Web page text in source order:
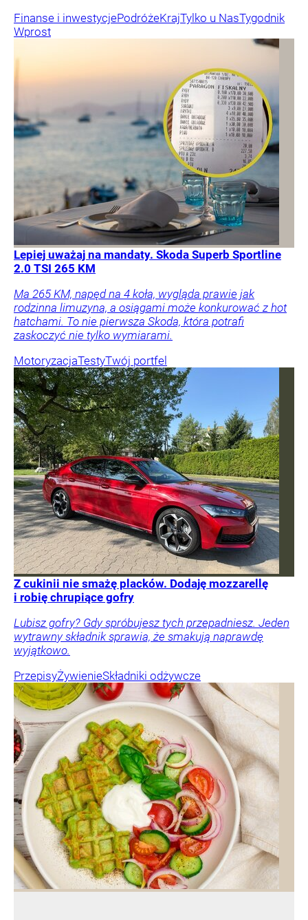
Finanse i inwestycjePodróżeKrajTylko u NasTygodnik
Wprost
Lepiej uważaj na mandaty. Skoda Superb Sportline
2.0 TSI 265 KM
Ma 265 KM, napęd na 4 koła, wygląda prawie jak
rodzinna limuzyna, a osiągami może konkurować z hot
hatchami. To nie pierwsza Skoda, która potrafi
zaskoczyć nie tylko wymiarami.
MotoryzacjaTestyTwój portfel
Z cukinii nie smażę placków. Dodaję mozzarellę
i robię chrupiące gofry
Lubisz gofry? Gdy spróbujesz tych przepadniesz. Jeden
wytrawny składnik sprawia, że smakują naprawdę
wyjątkowo.
PrzepisyŻywienieSkładniki odżywcze